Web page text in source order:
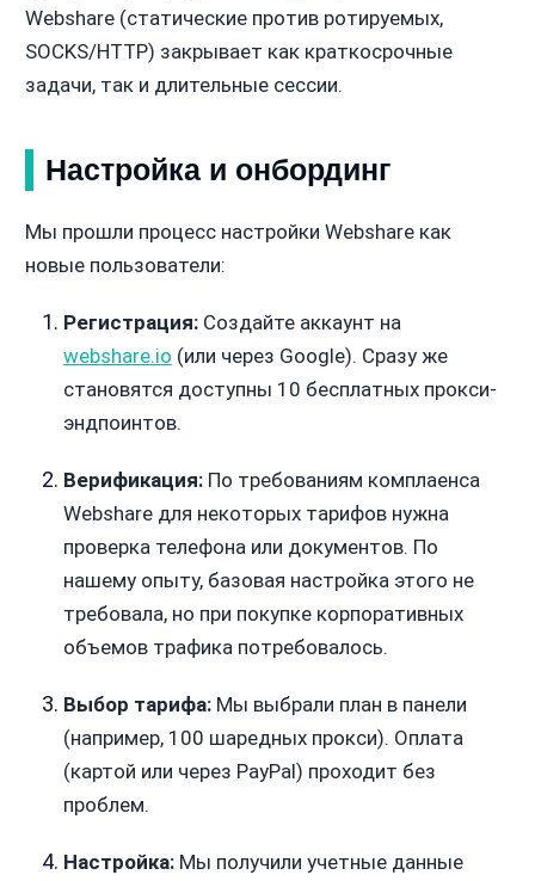
Webshare (статические против ротируемых,
SOCKS/HTTP) закрывает как краткосрочные
задачи, так и длительные сессии.
Настройка и онбординг
Мы прошли процесс настройки Webshare как
новые пользователи:
Регистрация:Создайте аккаунт на
webshare.io (или через Google). Сразу же
становятся доступны 10 бесплатных прокси-
эндпоинтов.
Верификация:По требованиям комплаенса
Webshare для некоторых тарифов нужна
проверка телефона или документов. По
нашему опыту, базовая настройка этого не
требовала, но при покупке корпоративных
объемов трафика потребовалось.
Выбор тарифа:Мы выбрали план в панели
(например, 100 шаредных прокси). Оплата
(картой или через PayPal) проходит без
проблем.
Настройка:Мы получили учетные данные